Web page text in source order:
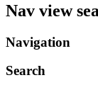
Nav view
Navigation
Search